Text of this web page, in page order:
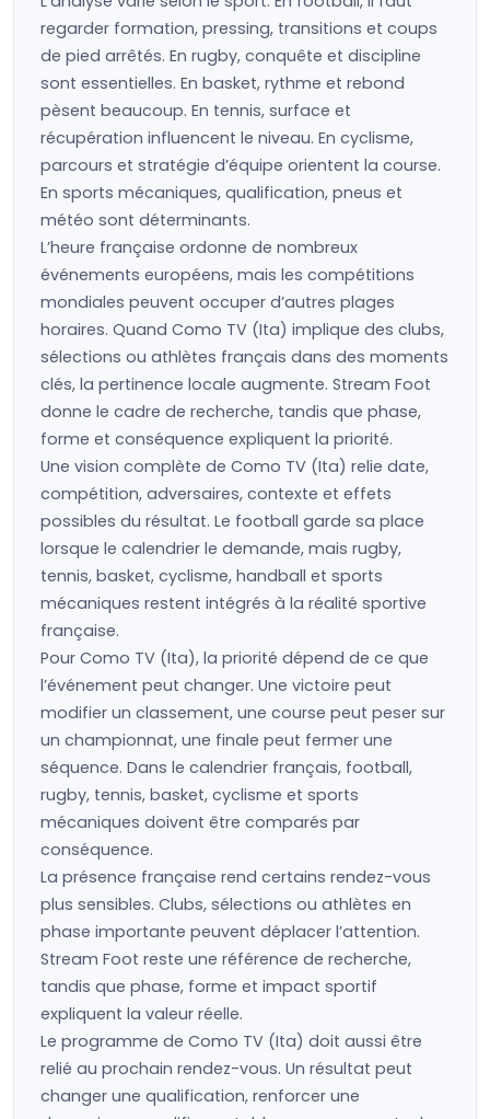
regarder formation, pressing, transitions et coups
de pied arrêtés. En rugby, conquête et discipline
sont essentielles. En basket, rythme et rebond
pèsent beaucoup. En tennis, surface et
récupération influencent le niveau. En cyclisme,
parcours et stratégie d’équipe orientent la course.
En sports mécaniques, qualification, pneus et
météo sont déterminants.
L’heure française ordonne de nombreux
événements européens, mais les compétitions
mondiales peuvent occuper d’autres plages
horaires. Quand Como TV (Ita) implique des clubs,
sélections ou athlètes français dans des moments
clés, la pertinence locale augmente. Stream Foot
donne le cadre de recherche, tandis que phase,
forme et conséquence expliquent la priorité.
Une vision complète de Como TV (Ita) relie date,
compétition, adversaires, contexte et effets
possibles du résultat. Le football garde sa place
lorsque le calendrier le demande, mais rugby,
tennis, basket, cyclisme, handball et sports
mécaniques restent intégrés à la réalité sportive
française.
Pour Como TV (Ita), la priorité dépend de ce que
l’événement peut changer. Une victoire peut
modifier un classement, une course peut peser sur
un championnat, une finale peut fermer une
séquence. Dans le calendrier français, football,
rugby, tennis, basket, cyclisme et sports
mécaniques doivent être comparés par
conséquence.
La présence française rend certains rendez-vous
plus sensibles. Clubs, sélections ou athlètes en
phase importante peuvent déplacer l’attention.
Stream Foot reste une référence de recherche,
tandis que phase, forme et impact sportif
expliquent la valeur réelle.
Le programme de Como TV (Ita) doit aussi être
relié au prochain rendez-vous. Un résultat peut
changer une qualification, renforcer une